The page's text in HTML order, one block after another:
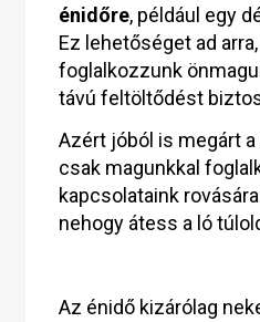
énidőre, például egy
Ez lehetőséget ad
foglalkozzunk
távú feltöltődést
Azért jóból is megárt a
csak magunkkal
kapcsolataink
nehogy átess a ló
Az énidő kizárólag